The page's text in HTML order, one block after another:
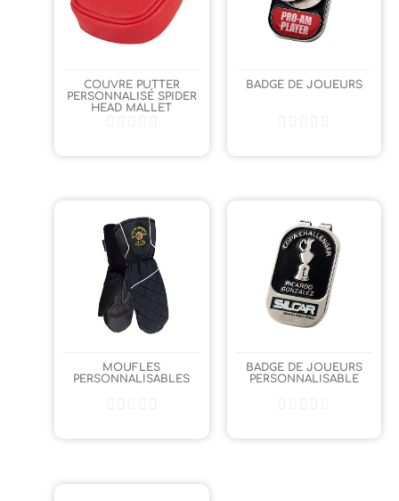
COUVRE PUTTER
PERSONNALISÉ SPIDER
HEAD MALLET
BADGE DE JOUEURS
MOUFLES
PERSONNALISABLES
BADGE DE JOUEURS
PERSONNALISABLE